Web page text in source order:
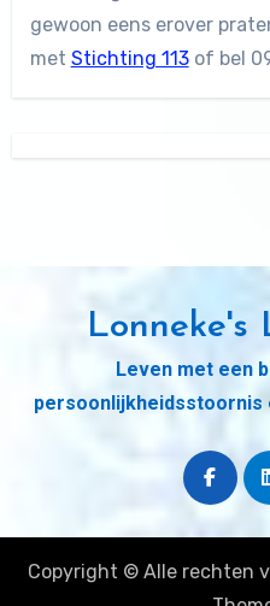
gewoon eens erover
met Stichting 113of bel
Lonneke's
Leven met een
persoonlijkheidsstoornis
Copyright © Alle rechten